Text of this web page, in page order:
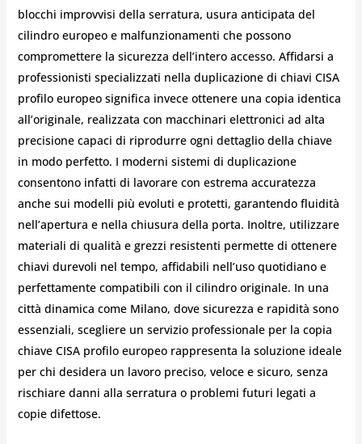
blocchi improvvisi della serratura, usura anticipata del
cilindro europeo e malfunzionamenti che possono
compromettere la sicurezza dell’intero accesso. Affidarsi a
professionisti specializzati nella duplicazione di chiavi CISA
profilo europeo significa invece ottenere una copia identica
all’originale, realizzata con macchinari elettronici ad alta
precisione capaci di riprodurre ogni dettaglio della chiave
in modo perfetto. I moderni sistemi di duplicazione
consentono infatti di lavorare con estrema accuratezza
anche sui modelli più evoluti e protetti, garantendo fluidità
nell’apertura e nella chiusura della porta. Inoltre, utilizzare
materiali di qualità e grezzi resistenti permette di ottenere
chiavi durevoli nel tempo, affidabili nell’uso quotidiano e
perfettamente compatibili con il cilindro originale. In una
città dinamica come Milano, dove sicurezza e rapidità sono
essenziali, scegliere un servizio professionale per la copia
chiave CISA profilo europeo rappresenta la soluzione ideale
per chi desidera un lavoro preciso, veloce e sicuro, senza
rischiare danni alla serratura o problemi futuri legati a
copie difettose.